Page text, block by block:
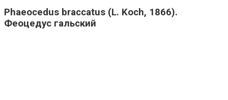
Phaeocedus braccatus (L. Koch, 1866).
Феоцедус гальский